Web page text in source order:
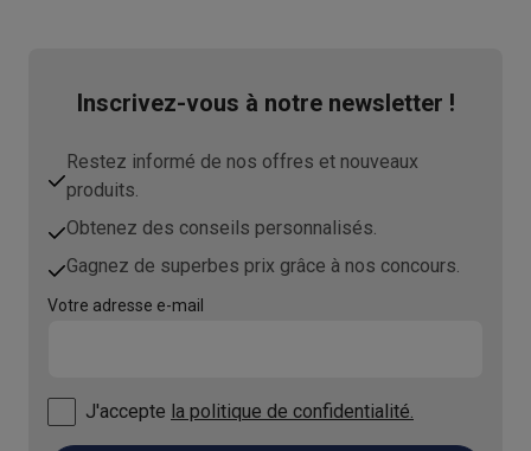
Inscrivez-vous à notre newsletter !
Restez informé de nos offres et nouveaux
produits.
Obtenez des conseils personnalisés.
Gagnez de superbes prix grâce à nos concours.
Votre adresse e-mail
J'accepte la politique de confidentialité.